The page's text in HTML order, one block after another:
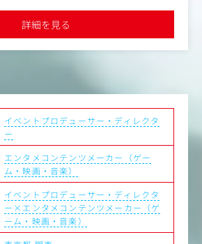
に携われます
や月8～12回の在宅勤務が可能で、柔軟な
日129日とワークライフバランスも充実し
詳細を見る
イベントプロデューサー・ディレクタ
ー
エンタメコンテンツメーカー（ゲー
ム・映画・音楽）
イベントプロデューサー・ディレクタ
ー×エンタメコンテンツメーカー（ゲ
ーム・映画・音楽）